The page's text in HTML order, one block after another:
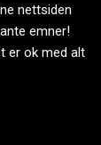
nettsiden
emner!
er ok med alt